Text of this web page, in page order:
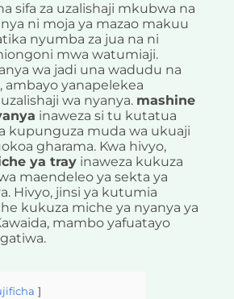
sifa za uzalishaji mkubwa na
ni moja ya mazao makuu
nyumba za jua na ni
mwa watumiaji.
wa jadi una wadudu na
ambayo yanapelekea
wa nyanya. mashine
inaweza si tu kutatua
kupunguza muda wa ukuaji
gharama. Kwa hivyo,
ya tray inaweza kukuza
maendeleo ya sekta ya
Hivyo, jinsi ya kutumia
kukuza miche ya nyanya ya
mambo yafuatayo